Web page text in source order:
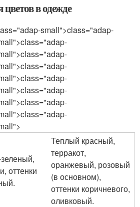
в одежде
small">class="adap-
оттенки
Теплый красный,
терракот,
оранжевый, розовый
(в основном),
оттенки коричневого,
оливковый.